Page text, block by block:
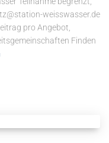
weisswasser.de
pro Angebot,
Finden